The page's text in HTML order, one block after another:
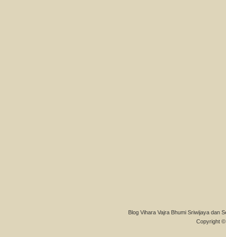
Blog Vihara Vajra Bhumi Sriwijaya dan
Copyright ©